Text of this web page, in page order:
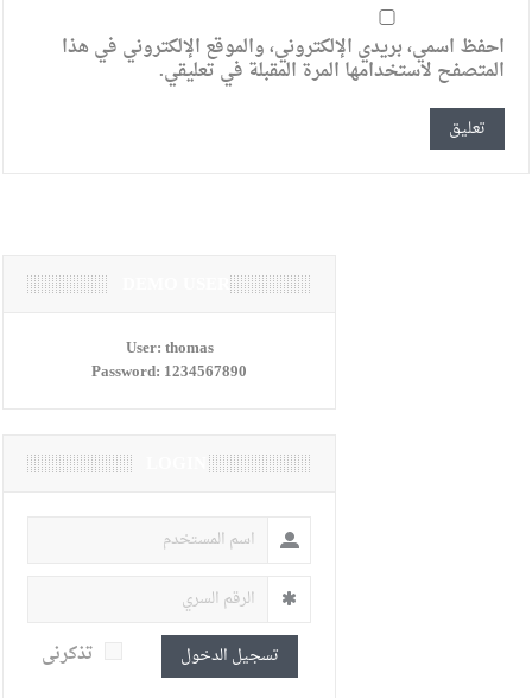
احفظ اسمي، بريدي الإلكتروني، والموقع الإلكتروني في هذا
المتصفح لاستخدامها المرة المقبلة في تعليقي.
User:thomas
Password: 1234567890
تسجيل الدخول تذكرنى